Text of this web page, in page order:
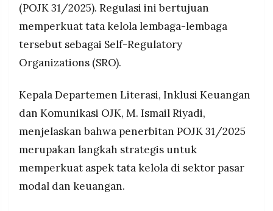
©
-
2026
PT.
RESOLUSI
MEDIA
PRAMUDITA
manajemen risiko, keamanan TI, serta kewajiban
strategi anti-fraud dan anti-penyuapan
POJK 31/2025 mencabut Pasal 5, 31, dan 48 dari
POJK Nomor 58, 59, dan 60 Tahun 2016,
dengan masa transisi 6 bulan untuk pemenuhan
penyesuaian internal
(POJK 31/2025). Regulasi ini bertujuan
memperkuat tata kelola lembaga-lembaga
tersebut sebagai Self-Regulatory
Organizations (SRO).
Kepala Departemen Literasi, Inklusi Keuangan
dan Komunikasi OJK, M. Ismail Riyadi,
menjelaskan bahwa penerbitan POJK 31/2025
merupakan langkah strategis untuk
memperkuat aspek tata kelola di sektor pasar
modal dan keuangan.